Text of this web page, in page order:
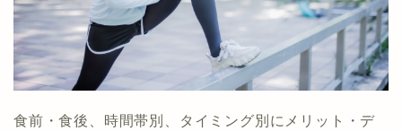
食前・食後、時間帯別、タイミング別にメリット・デ